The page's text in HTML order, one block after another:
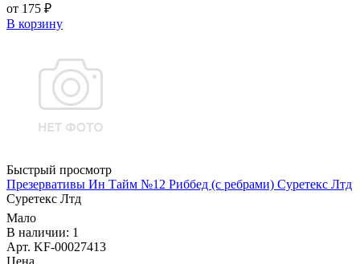
от 175 ₽
В корзину
Быстрый просмотр
Презервативы Ин Тайм №12 Риббед (с ребрами) Суретекс Лтд
Суретекс Лтд
Мало
В наличии: 1
Арт. KF-00027413